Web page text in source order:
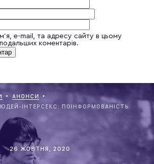
e-mail, та адресу сайту в цьому
коментарів.
АНОНСИ
ІНТЕРСЕКС: ПОІНФОРМОВАНІСТЬ
26 ЖОВТНЯ, 2020